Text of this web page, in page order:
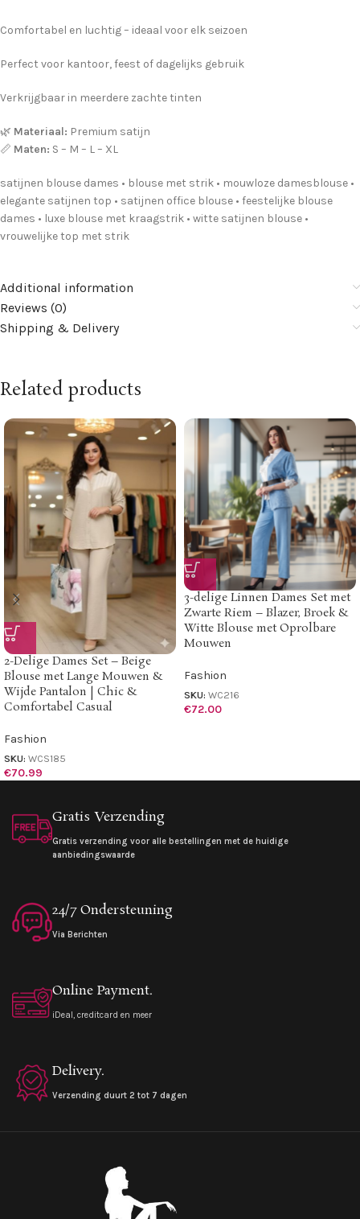
Comfortabel en luchtig – ideaal voor elk seizoen
Perfect voor kantoor, feest of dagelijks gebruik
Verkrijgbaar in meerdere zachte tinten
🌿 Materiaal: Premium satijn
📏 Maten: S – M – L – XL
satijnen blouse dames • blouse met strik • mouwloze damesblouse •
elegante satijnen top • satijnen office blouse • feestelijke blouse
dames • luxe blouse met kraagstrik • witte satijnen blouse •
vrouwelijke top met strik
Additional information
Reviews (0)
Shipping & Delivery
Related products
2-Delige Dames Set – Beige
Blouse met Lange Mouwen &
Wijde Pantalon | Chic &
Comfortabel Casual
Fashion
SKU: WCS185
€70.99
3-delige Linnen Dames Set met
Zwarte Riem – Blazer, Broek &
Witte Blouse met Oprolbare
Mouwen
Fashion
SKU: WC216
€72.00
Gratis Verzending
Gratis verzending voor alle bestellingen met de huidige
aanbiedingswaarde
24/7 Ondersteuning
Via Berichten
Online Payment.
iDeal, creditcard en meer
Delivery.
Verzending duurt 2 tot 7 dagen